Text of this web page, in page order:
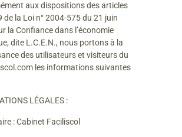
aux dispositions des articles
de la Loi n° 2004-575 du 21 juin
la Confiance dans l’économie
dite L.C.E.N., nous portons à la
des utilisateurs et visiteurs du
les informations suivantes
LÉGALES :
: Cabinet Faciliscol